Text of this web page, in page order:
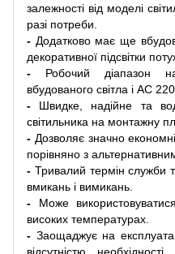
залежності від моделі
разі потреби.
- Додатково має ще
декоративної підсвітки
- Робочий діапазон
вбудованого світла і АС
- Швидке, надійне та
світильника на монтажну
- Дозволяє значно
порівняно з
- Тривалий термін служби та
вмикань і вимикань.
- Може
високих температурах.
- Заощаджує на